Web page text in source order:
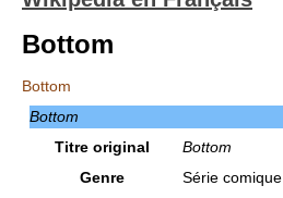
Bottom
Bottom
Bottom
Titre original
Bottom
Genre
Série comique